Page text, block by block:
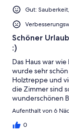
Gut:
Schöner
:)
Das Haus war
wurde sehr
Holztreppe und
die Zimmer sind
wunderschönen
schöne
unserer Ankunft
Aufenthalt von 6
0